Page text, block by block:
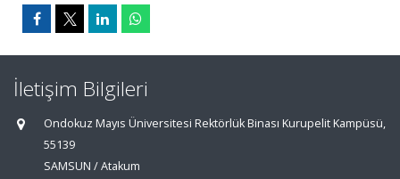
İletişim Bilgileri
Ondokuz Mayıs Üniversitesi Rektörlük Binası Kurupelit Kampüsü,
55139
SAMSUN / Atakum